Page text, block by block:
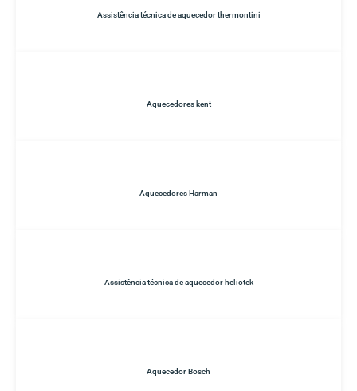
Assistência técnica de aquecedor thermontini
Aquecedores kent
Aquecedores Harman
Assistência técnica de aquecedor heliotek
Aquecedor Bosch